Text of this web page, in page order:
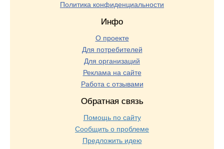
Политика конфиденциальности
Инфо
О проекте
Для потребителей
Для организаций
Реклама на сайте
Работа с отзывами
Обратная связь
Помощь по сайту
Сообщить о проблеме
Предложить идею